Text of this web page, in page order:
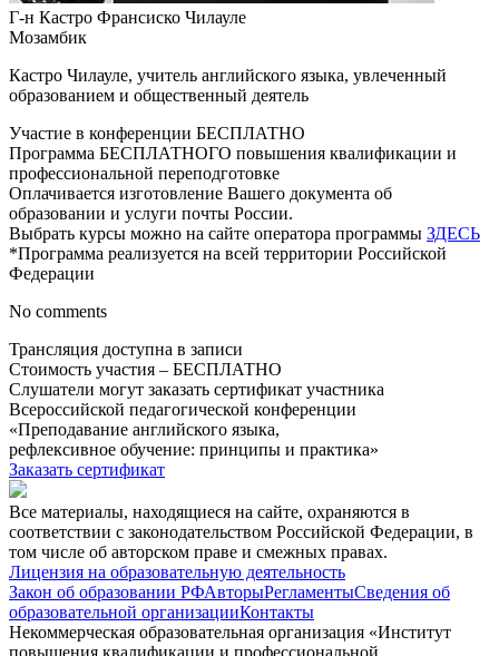
Г-н Кастро Франсиско Чилауле
Мозамбик
Кастро Чилауле, учитель английского языка, увлеченный
образованием и общественный деятель
Участие в конференции БЕСПЛАТНО
Программа БЕСПЛАТНОГО повышения квалификации и
профессиональной переподготовке
Оплачивается изготовление Вашего документа об
образовании и услуги почты России.
Выбрать курсы можно на сайте оператора программы ЗДЕСЬ
*Программа реализуется на всей территории Российской
Федерации
No comments
Трансляция доступна в записи
Стоимость участия – БЕСПЛАТНО
Слушатели могут заказать сертификат участника
Всероссийской педагогической конференции
«Преподавание английского языка,
рефлексивное обучение: принципы и практика»
Заказать сертификат
Все материалы, находящиеся на сайте, охраняются в
соответствии с законодательством Российской Федерации, в
том числе об авторском праве и смежных правах.
Лицензия на образовательную деятельность
Закон об образовании РФАвторыРегламентыСведения об
образовательной организацииКонтакты
Некоммерческая образовательная организация «Институт
повышения квалификации и профессиональной